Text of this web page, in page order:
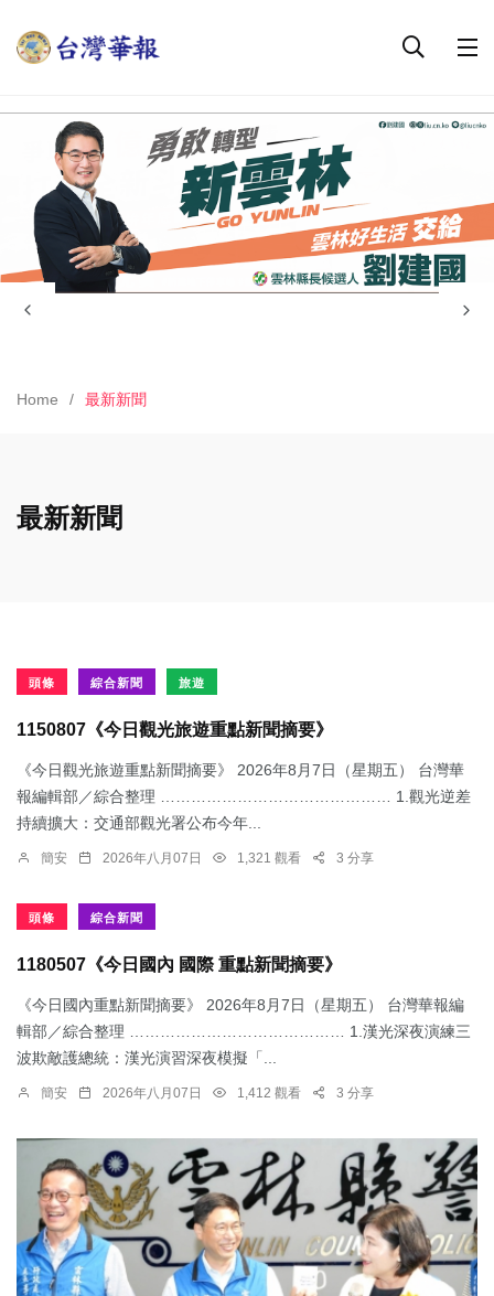
Home 最新新聞
最新新聞
頭條 綜合新聞 旅遊
1150807《今日觀光旅遊重點新聞摘要》
《今日觀光旅遊重點新聞摘要》 2026年8月7日（星期五） 台灣華
報編輯部／綜合整理 ……………………………………… 1.觀光逆差
持續擴大：交通部觀光署公布今年...
簡安 2026年八月07日 1,321 觀看 3 分享
頭條 綜合新聞
1180507《今日國內 國際 重點新聞摘要》
《今日國內重點新聞摘要》 2026年8月7日（星期五） 台灣華報編
輯部／綜合整理 …………………………………… 1.漢光深夜演練三
波欺敵護總統：​漢光演習深夜模擬「...
簡安 2026年八月07日 1,412 觀看 3 分享